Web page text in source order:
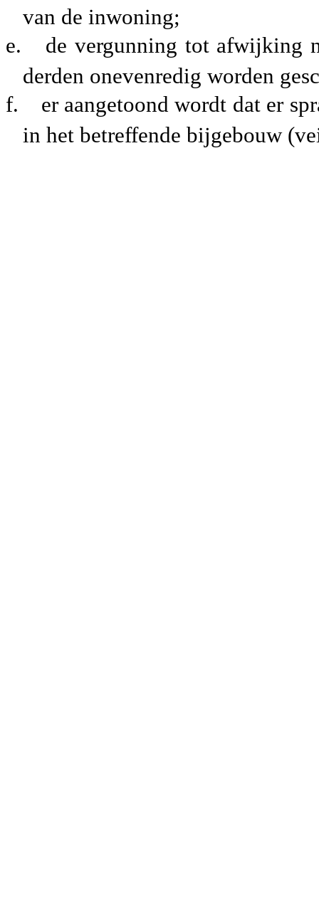
van de inwoning;
e.
de vergunning tot afwijking
derden onevenredig worden
f.
er aangetoond wordt dat er
in het betreffende bijgebouw